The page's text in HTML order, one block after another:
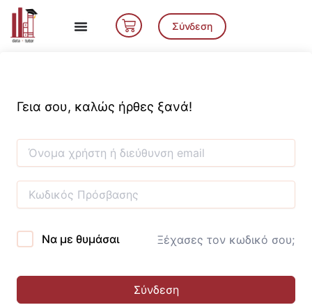
Μετάβαση
περιεχόμενο
Cart Σύνδεση
Γεια σου, καλώς ήρθες ξανά!
Να με θυμάσαι Ξέχασες τον κωδικό σου;
Σύνδεση